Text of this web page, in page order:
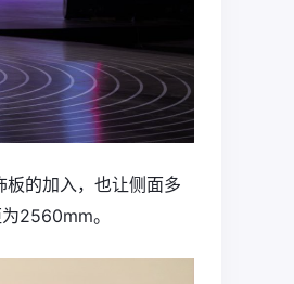
的加入，也让侧面多
2560mm。